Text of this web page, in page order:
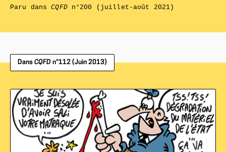
Paru dansCQFDn°200 (juillet-août 2021)
Dans CQFD n°112 (Juin 2013)